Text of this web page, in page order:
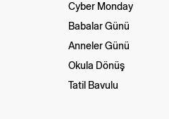
Cyber Monday
Babalar Günü
Anneler Günü
Okula Dönüş
Tatil Bavulu